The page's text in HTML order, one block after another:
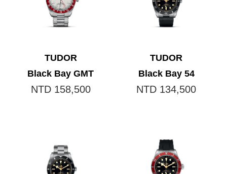
TUDOR
Black Bay GMT
NTD 158,500
TUDOR
Black Bay 54
NTD 134,500